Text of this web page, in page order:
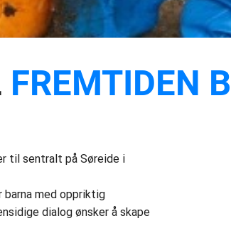
FREMTIDEN
til sentralt på Søreide i
barna med oppriktig
dialog ønsker å skape